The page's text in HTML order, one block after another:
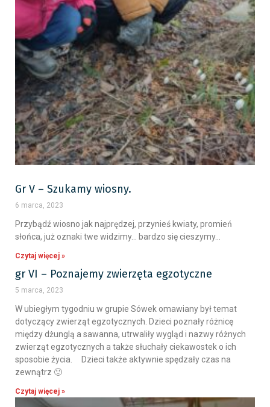
Gr V – Szukamy wiosny.
6 marca, 2023
Przybądź wiosno jak najprędzej, przynieś kwiaty, promień
słońca, już oznaki twe widzimy… bardzo się cieszymy…
Czytaj więcej »
gr VI – Poznajemy zwierzęta egzotyczne
5 marca, 2023
W ubiegłym tygodniu w grupie Sówek omawiany był temat
dotyczący zwierząt egzotycznych. Dzieci poznały różnicę
między dżunglą a sawanna, utrwaliły wygląd i nazwy różnych
zwierząt egzotycznych a także słuchały ciekawostek o ich
sposobie życia. Dzieci także aktywnie spędzały czas na
zewnątrz 🙂
Czytaj więcej »